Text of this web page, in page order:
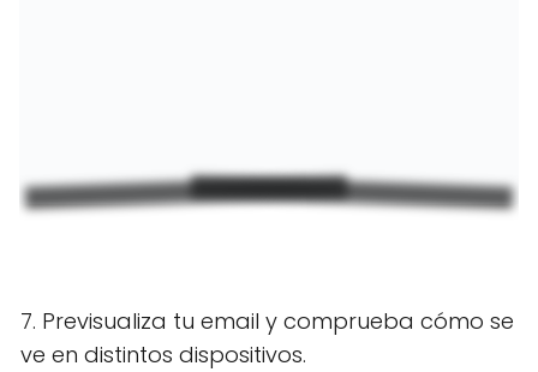
7. Previsualiza tu email y comprueba cómo se
ve en distintos dispositivos.